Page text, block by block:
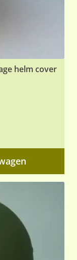
helm cover